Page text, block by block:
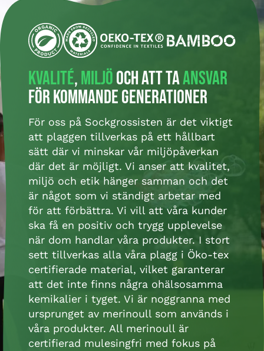
Kvalité,miljöoch att taansvar
för kommande generationer
För oss på Sockgrossisten är det viktigt
att plaggen tillverkas på ett hållbart
sätt där vi minskar vår miljöpåverkan
där det är möjligt. Vi anser att kvalitet,
miljö och etik hänger samman och det
är något som vi ständigt arbetar med
för att förbättra. Vi vill att våra kunder
ska få en positiv och trygg upplevelse
när dom handlar våra produkter. I stort
sett tillverkas alla våra plagg i Öko-tex
certifierade material, vilket garanterar
att det inte finns några ohälsosamma
kemikalier i tyget. Vi är noggranna med
ursprunget av merinoull som används i
våra produkter. All merinoull är
certifierad mulesingfri med fokus på